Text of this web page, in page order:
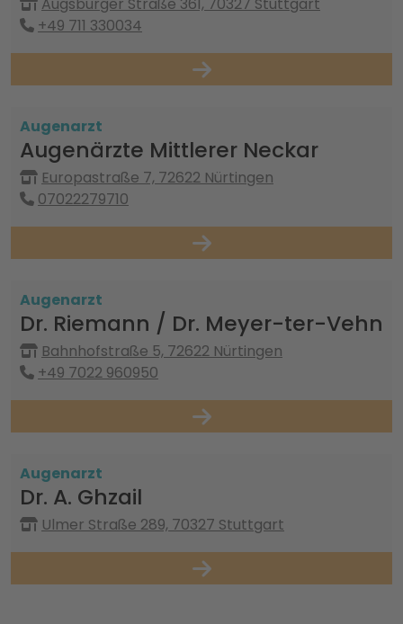
+49 711 330034
Augenarzt
Augenärzte Mittlerer Neckar
Europastraße 7, 72622 Nürtingen
07022279710
Augenarzt
Dr. Riemann / Dr. Meyer-ter-Vehn
Bahnhofstraße 5, 72622 Nürtingen
+49 7022 960950
Augenarzt
Dr. A. Ghzail
Ulmer Straße 289, 70327 Stuttgart